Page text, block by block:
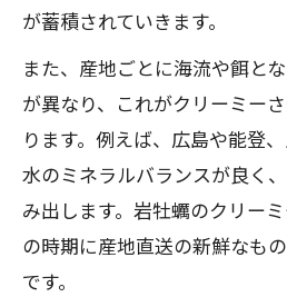
が蓄積されていきます。
また、産地ごとに海流や餌と
が異なり、これがクリーミー
ります。例えば、広島や能登
水のミネラルバランスが良く
み出します。岩牡蠣のクリー
の時期に産地直送の新鮮なも
です。